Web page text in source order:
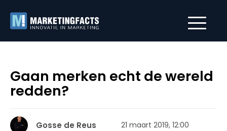
Gaan merken echt de wereld
redden?
Gosse de Reus 21 maart 2019, 12:00